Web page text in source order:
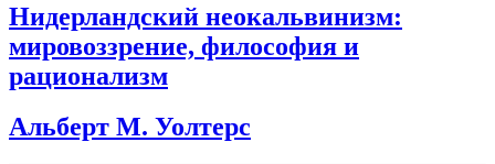
Нидерландский неокальвинизм:
мировоззрение, философия и
рационализм
Альберт М. Уолтерс